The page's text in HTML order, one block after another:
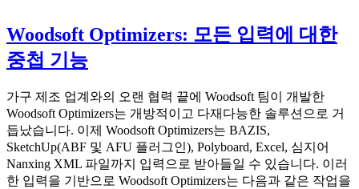
Woodsoft Optimizers: 모든 입력에 대한
중첩 기능
가구 제조 업계와의 오랜 협력 끝에 Woodsoft 팀이 개발한
Woodsoft Optimizers는 개방적이고 다재다능한 솔루션으로 거
듭났습니다. 이제 Woodsoft Optimizers는 BAZIS,
SketchUp(ABF 및 AFU 플러그인), Polyboard, Excel, 심지어
Nanxing XML 파일까지 입력으로 받아들일 수 있습니다. 이러
한 입력을 기반으로 Woodsoft Optimizers는 다음과 같은 작업을